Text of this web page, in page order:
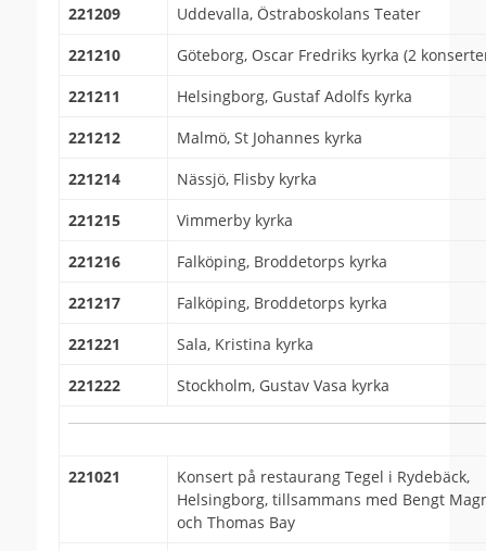
221209
Uddevalla, Östraboskolans Teater
221210
Göteborg, Oscar Fredriks kyrka (2
221211
Helsingborg, Gustaf Adolfs kyrka
221212
Malmö, St Johannes kyrka
221214
Nässjö, Flisby kyrka
221215
Vimmerby kyrka
221216
Falköping, Broddetorps kyrka
221217
Falköping, Broddetorps kyrka
221221
Sala, Kristina kyrka
221222
Stockholm, Gustav Vasa kyrka
221021
Konsert på restaurang Tegel i Rydebäck,
Helsingborg, tillsammans med Bengt
och Thomas Bay